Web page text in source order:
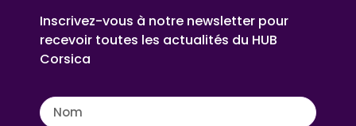
Inscrivez-vous à notre newsletter pour
recevoir toutes les actualités du HUB
Corsica